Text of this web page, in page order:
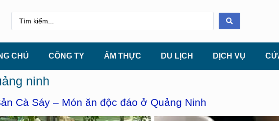
CHỦ CÔNG TY ẨM THỰC DU LỊCH DỊCH VỤ
ninh
Cà Sáy – Món ăn độc đáo ở Quảng Ninh